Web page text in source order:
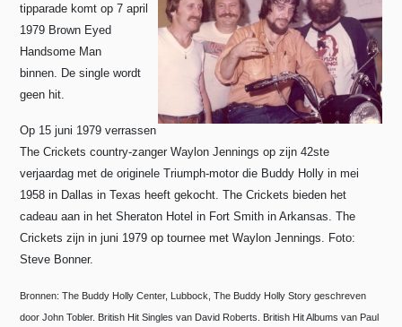
tipparade komt op7 april
1979 Brown Eyed
Handsome Man
binnen. De single wordt
geen hit.
Op 15 juni 1979 verrassen
The Crickets country-zanger Waylon Jennings op zijn 42ste
verjaardag met de originele Triumph-motor die Buddy Holly in mei
1958 in Dallas in Texas heeft gekocht. The Crickets bieden het
cadeau aan in het Sheraton Hotel in Fort Smith in Arkansas. The
Crickets zijn in juni 1979op tournee met Waylon Jennings. Foto:
Steve Bonner.
Bronnen: The Buddy Holly Center, Lubbock, The Buddy Holly Story geschreven
door John Tobler. British Hit Singles van David Roberts. British Hit Albums van Paul